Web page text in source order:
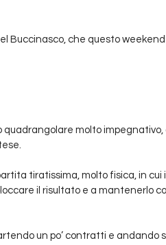
Buccinasco, che questo
molto impegnativo,
tiratissima, molto fisica, in
il risultato e a mantenerlo
un po’ contratti e andando